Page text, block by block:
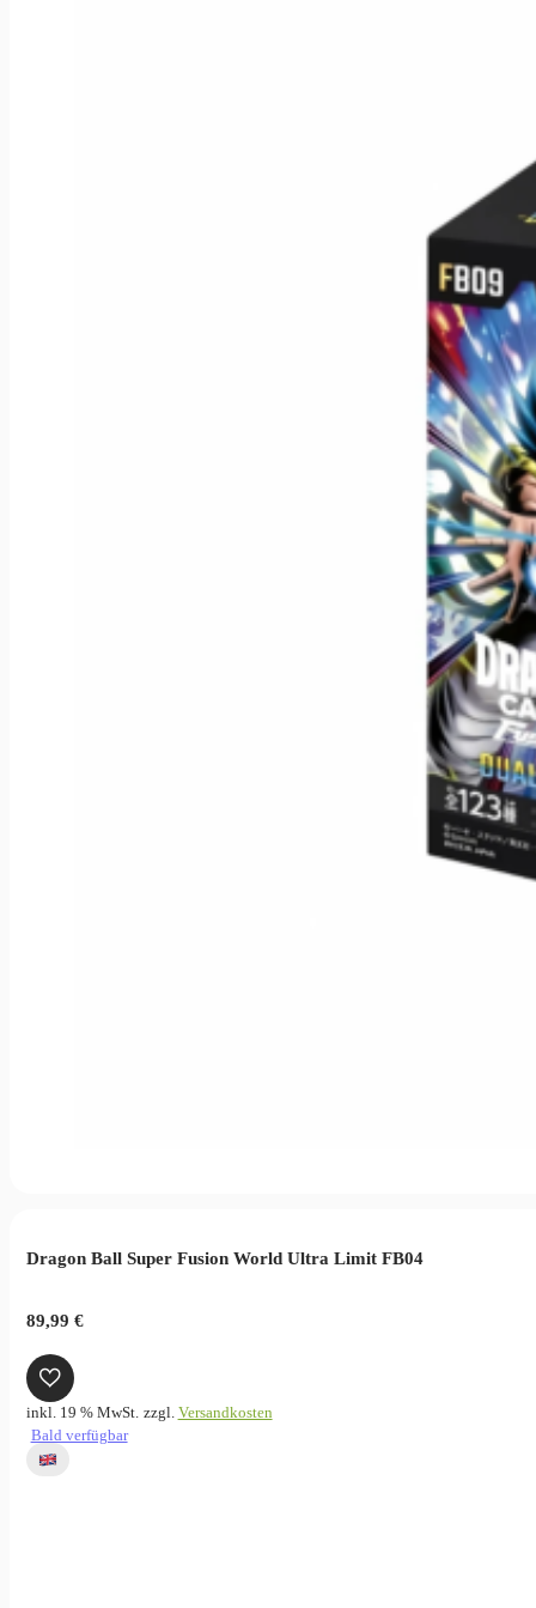
Dragon Ball Super Fusion World Ultra Limit FB04
89,99 €
inkl. 19 % MwSt. zzgl. Versandkosten
Bald verfügbar